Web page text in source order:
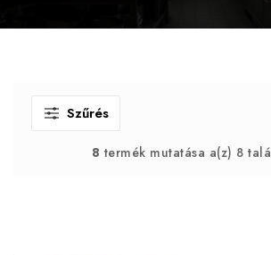
Szűrés
8 termék mutatása a(z) 8